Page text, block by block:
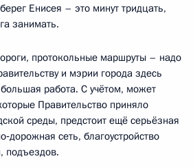
Енисея – это минут тридцать,
занимать.
протокольные маршруты – надо
и мэрии города здесь
работа. С учётом, может
Правительство приняло
среды, предстоит ещё серьёзная
сеть, благоустройство
подъездов.